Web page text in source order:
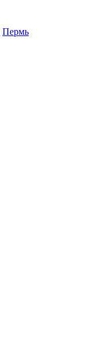
Пермь